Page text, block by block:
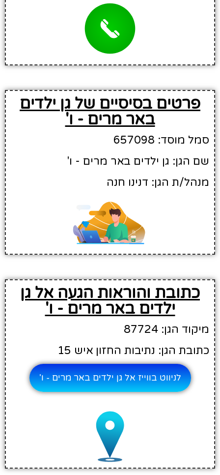
פרטים בסיסיים של גן ילדים
באר מרים - ו'
סמל מוסד: 657098
שם הגן: גן ילדים באר מרים - ו'
מנהל/ת הגן: דנינו חנה
כתובת והוראות הגעה אל גן
ילדים באר מרים - ו'
מיקוד הגן: 87724
כתובת הגן: נתיבות החזון איש 15
לניווט בווייז אל גן ילדים באר מרים - ו'